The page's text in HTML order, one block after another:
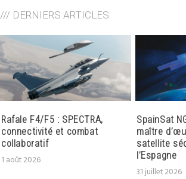
/// DERNIERS ARTICLES
Rafale F4/F5 : SPECTRA,
connectivité et combat
collaboratif
1 août 2026
SpainSat
maître
satellite
l’Espagne
31 juillet 2026